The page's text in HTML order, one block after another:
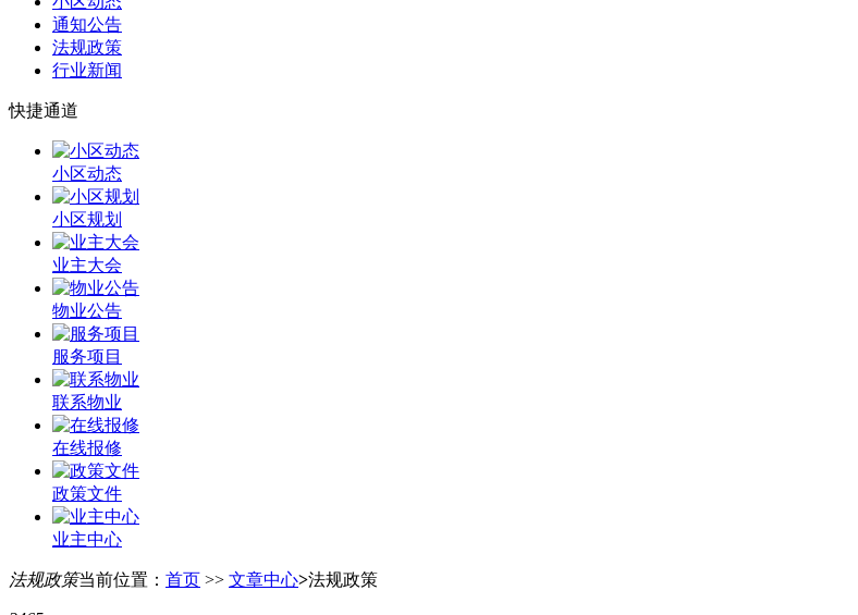
通知公告
法规政策
行业新闻
快捷通道
小区动态
小区规划
业主大会
物业公告
服务项目
联系物业
在线报修
政策文件
业主中心
法规政策当前位置： 首页 >> 文章中心>法规政策